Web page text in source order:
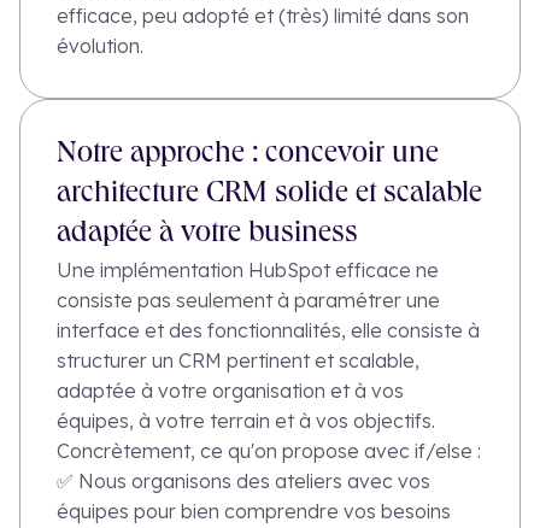
efficace, peu adopté et (très) limité dans son
évolution.
Notre approche : concevoir une
architecture CRM solide et scalable
adaptée à votre business
Une implémentation HubSpot efficace ne
consiste pas seulement à paramétrer une
interface et des fonctionnalités, elle consiste à
structurer un CRM pertinent et scalable,
adaptée à votre organisation et à vos
équipes, à votre terrain et à vos objectifs.
Concrètement, ce qu'on propose avec if/else :
✅ Nous organisons des ateliers avec vos
équipes pour bien comprendre vos besoins